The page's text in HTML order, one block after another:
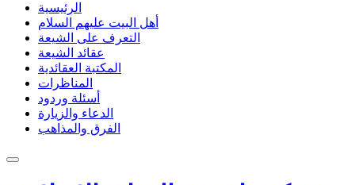
الرئيسية
أهل البيت عليهم السلام
التعرف على الشيعة
عقائد الشيعة
المكتبة العقائدية
المناظرات
أسئلة وردود
الدعاء والزيارة
الفرق والمذاهب